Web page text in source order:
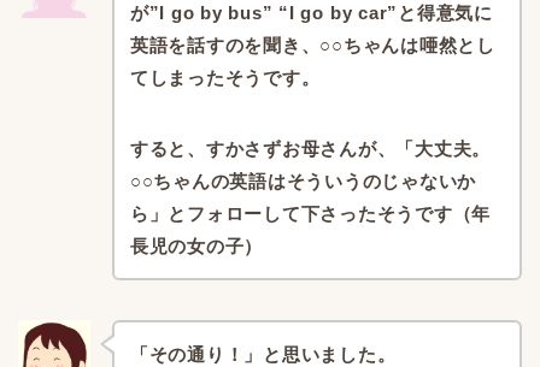
が”I go by bus” “I go by car” と得意気に
英語を話すのを聞き、 ○○ちゃんは唖然とし
てしまったそうです。
すると、すかさずお母さんが、
「大丈夫。
○○ちゃんの英語はそういうのじゃないか
ら」 とフォローして下さったそうです（年
長児の女の子）
「その通り！」と思いました。